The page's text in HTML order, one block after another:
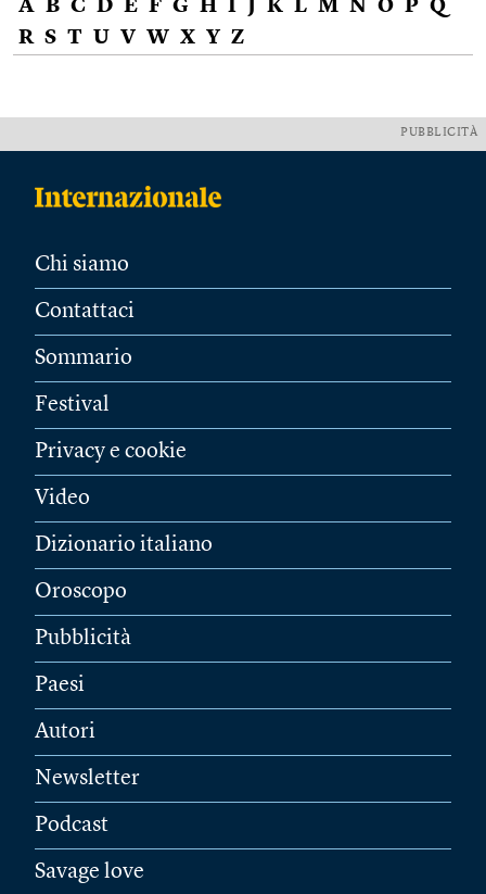
A B C D E F G H I J K L M N O P Q
R S T U V W X Y Z
PUBBLICITÀ
Chi siamo
Contattaci
Sommario
Festival
Privacy e cookie
Video
Dizionario italiano
Oroscopo
Pubblicità
Paesi
Autori
Newsletter
Podcast
Savage love